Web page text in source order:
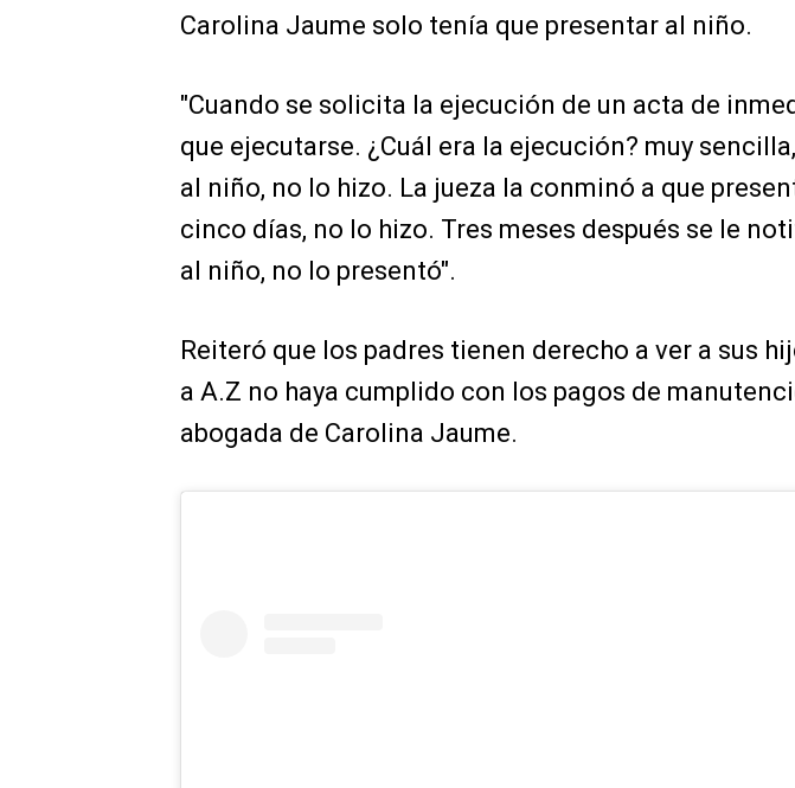
Carolina Jaume solo tenía que presentar al niño.
"Cuando se solicita la ejecución de un acta de
que ejecutarse. ¿Cuál era la ejecución? muy
al niño, no lo hizo. La jueza la conminó a que
cinco días, no lo hizo. Tres meses después se le
al niño, no lo presentó".
Reiteró que los padres tienen derecho a ver a sus
a A.Z no haya cumplido con los pagos de
abogada de Carolina Jaume.